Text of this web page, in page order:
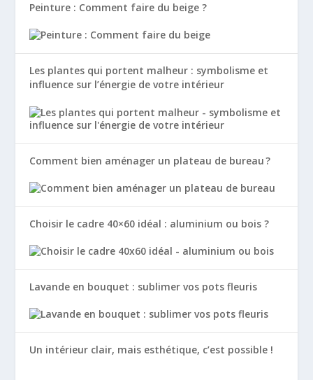
Peinture : Comment faire du beige ?
Les plantes qui portent malheur : symbolisme et
influence sur l’énergie de votre intérieur
Comment bien aménager un plateau de bureau ?
Choisir le cadre 40×60 idéal : aluminium ou bois ?
Lavande en bouquet : sublimer vos pots fleuris
Un intérieur clair, mais esthétique, c’est possible !